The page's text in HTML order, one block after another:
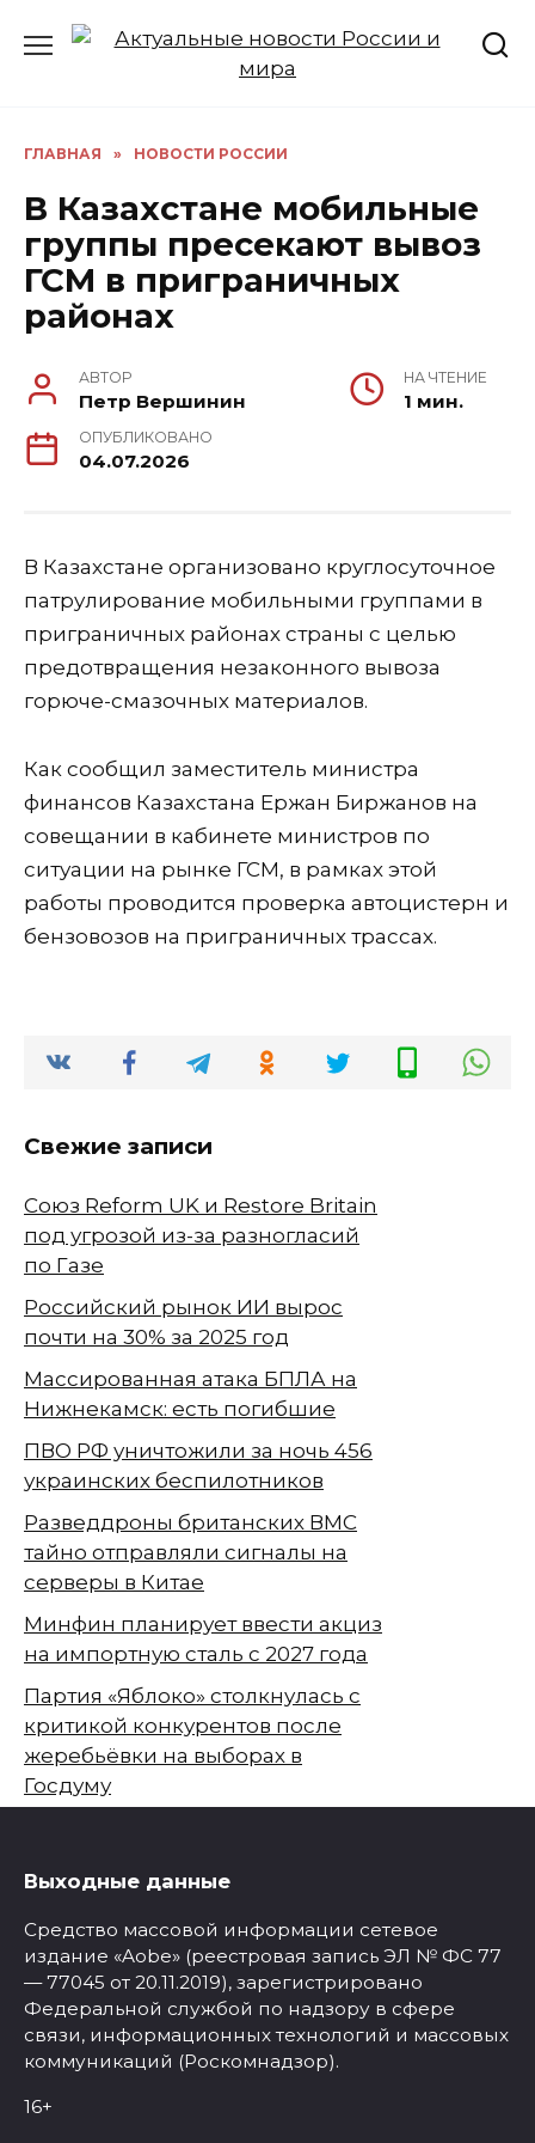
ГЛАВНАЯ » НОВОСТИ РОССИИ
В Казахстане мобильные
группы пресекают вывоз
ГСМ в приграничных
районах
АВТОР
Петр Вершинин
НА ЧТЕНИЕ
1 мин.
ОПУБЛИКОВАНО
04.07.2026
В Казахстане организовано круглосуточное
патрулирование мобильными группами в
приграничных районах страны с целью
предотвращения незаконного вывоза
горюче-смазочных материалов.
Как сообщил заместитель министра
финансов Казахстана Ержан Биржанов на
совещании в кабинете министров по
ситуации на рынке ГСМ, в рамках этой
работы проводится проверка автоцистерн и
бензовозов на приграничных трассах.
Свежие записи
Союз Reform UK и Restore Britain
под угрозой из-за разногласий
по Газе
Российский рынок ИИ вырос
почти на 30% за 2025 год
Массированная атака БПЛА на
Нижнекамск: есть погибшие
ПВО РФ уничтожили за ночь 456
украинских беспилотников
Разведдроны британских ВМС
тайно отправляли сигналы на
серверы в Китае
Минфин планирует ввести акциз
на импортную сталь с 2027 года
Партия «Яблоко» столкнулась с
критикой конкурентов после
жеребьёвки на выборах в
Госдуму
Выходные данные
Средство массовой информации сетевое
издание «Aobe» (реестровая запись ЭЛ № ФС 77
— 77045 от 20.11.2019), зарегистрировано
Федеральной службой по надзору в сфере
связи, информационных технологий и массовых
коммуникаций (Роскомнадзор).
16+